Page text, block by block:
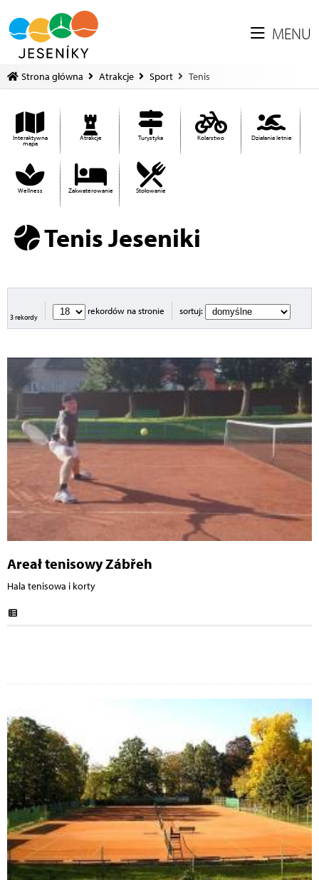
MENU
Strona główna Atrakcje Sport Tenis
Interaktywna
mapa
Atrakcje Turystyka Kolarstwo Działania letnie
Wellness Zakwaterowanie Stołowanie
Tenis Jeseniki
3 rekordy
rekordów na stronie sortuj:
Areał tenisowy Zábřeh
Hala tenisowa i korty